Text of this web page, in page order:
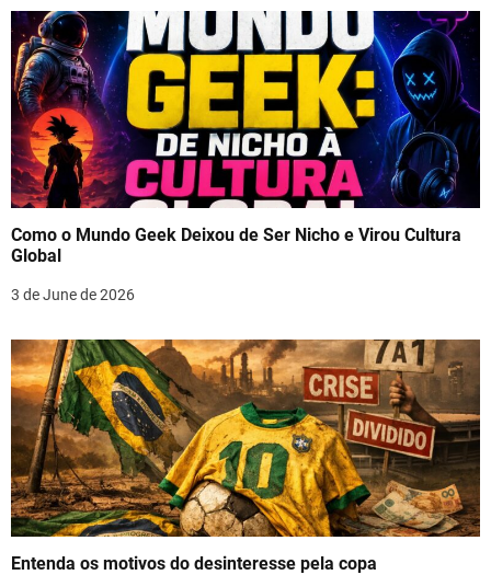
Como o Mundo Geek Deixou de Ser Nicho e Virou Cultura
Global
3 de June de 2026
Entenda os motivos do desinteresse pela copa